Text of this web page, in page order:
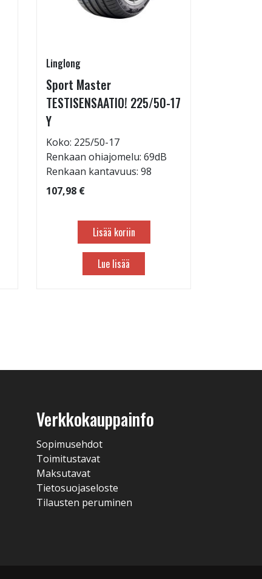
Linglong
Sport Master
TESTISENSAATIO! 225/50-17
Y
Koko: 225/50-17
Renkaan ohiajomelu: 69dB
Renkaan kantavuus: 98
107,98 €
Lisää koriin
Lue lisää
Verkkokauppainfo
Sopimusehdot
Toimitustavat
Maksutavat
Tietosuojaseloste
Tilausten peruminen